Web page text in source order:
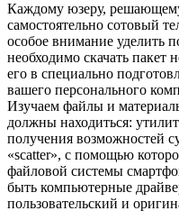
Каждому юзеру,
самостоятельно сотовый
особое внимание уделить
необходимо скачать пакет
его в специально
вашего персонального
Изучаем файлы и
должны находиться:
получения возможностей
«scatter», с помощью
файловой системы
быть компьютерные
пользовательский и